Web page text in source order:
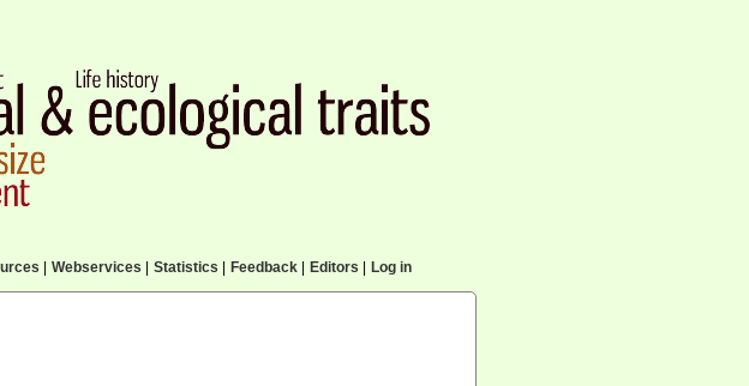
Webservices Statistics Feedback| Editors Log in